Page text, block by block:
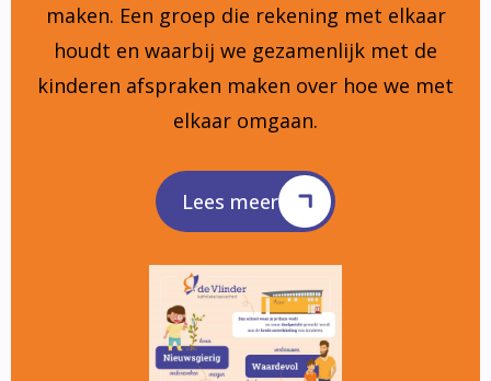
maken. Een groep die rekening met elkaar
houdt en waarbij we gezamenlijk met de
kinderen afspraken maken over hoe we met
elkaar omgaan.
Lees meer